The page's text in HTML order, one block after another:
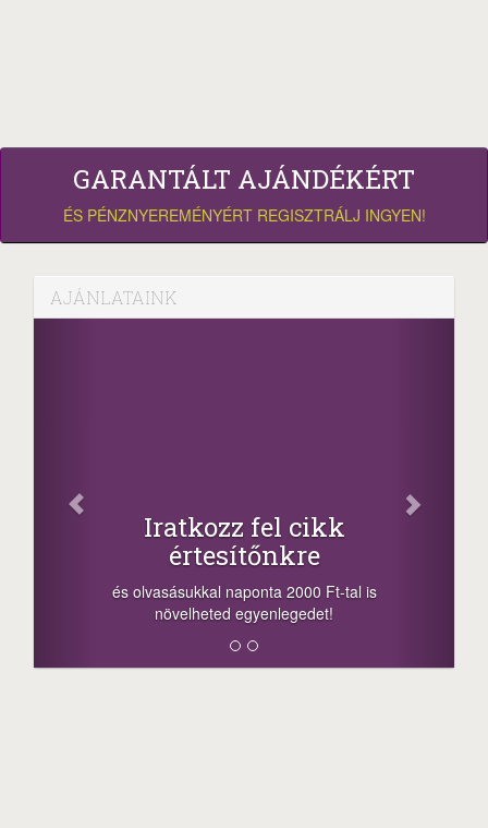
GARANTÁLT AJÁNDÉKÉRT
ÉS PÉNZNYEREMÉNYÉRT REGISZTRÁLJ INGYEN!
AJÁNLATAINK
+1.000.000 Ft...
-nyeremény növelés jár a szerencsésnek
megosztási lehetőséget. Lájkolj is minket!